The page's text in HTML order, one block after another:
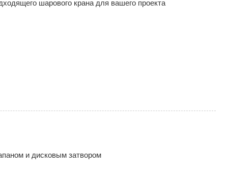
шарового крана для вашего проекта
и дисковым затвором